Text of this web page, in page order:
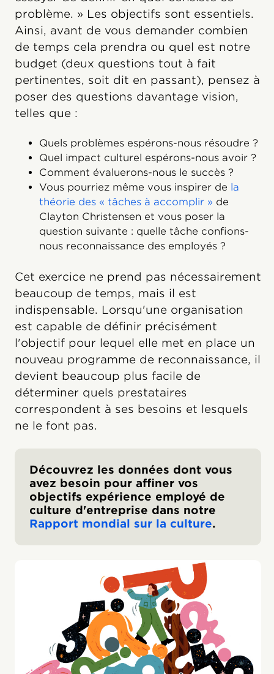
problème. » Les objectifs sont essentiels.
Ainsi, avant de vous demander combien
de temps cela prendra ou quel est notre
budget (deux questions tout à fait
pertinentes, soit dit en passant), pensez à
poser des questions davantage vision,
telles que :
Quels problèmes espérons-nous résoudre ?
Quel impact culturel espérons-nous avoir ?
Comment évaluerons-nous le succès ?
Vous pourriez même vous inspirer de la
théorie des « tâches à accomplir » de
Clayton Christensen et vous poser la
question suivante : quelle tâche confions-
nous reconnaissance des employés ?
Cet exercice ne prend pas nécessairement
beaucoup de temps, mais il est
indispensable. Lorsqu'une organisation
est capable de définir précisément
l'objectif pour lequel elle met en place un
nouveau programme de reconnaissance, il
devient beaucoup plus facile de
déterminer quels prestataires
correspondent à ses besoins et lesquels
ne le font pas.
Découvrez les données dont vous
avez besoin pour affiner vos
objectifs expérience employé de
culture d'entreprise dans notre
Rapport mondial sur la culture.